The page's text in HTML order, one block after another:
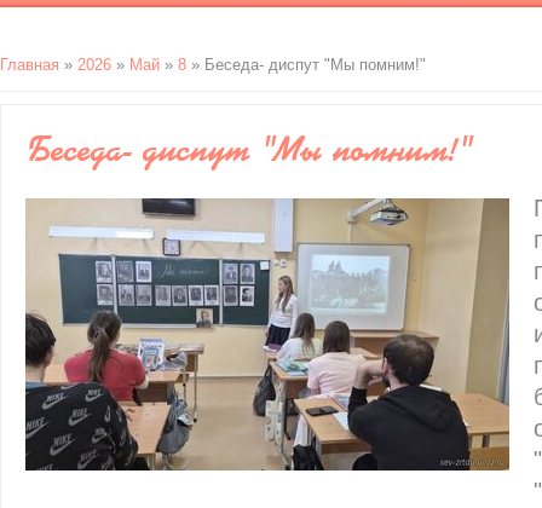
Главная » 2026 » Май » 8 » Беседа- диспут "Мы помним!"
Беседа- диспут "Мы помним!"